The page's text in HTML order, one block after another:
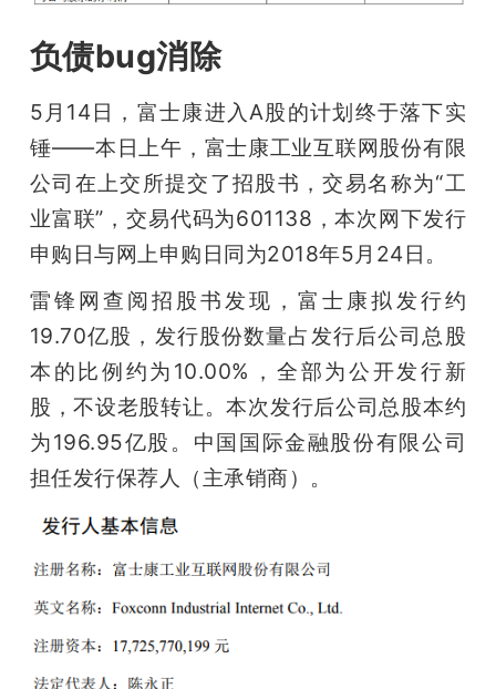
机
负债bug消除
5月14日，富士康进入A股的计划终于落下实
锤——本日上午，富士康工业互联网股份有限
公司在上交所提交了招股书，交易名称为“工
业富联”，交易代码为601138，本次网下发行
申购日与网上申购日同为2018年5月24日。
雷锋网查阅招股书发现，富士康拟发行约
19.70亿股，发行股份数量占发行后公司总股
本的比例约为10.00%，全部为公开发行新
股，不设老股转让。本次发行后公司总股本约
为196.95亿股。中国国际金融股份有限公司
担任发行保荐人（主承销商）。